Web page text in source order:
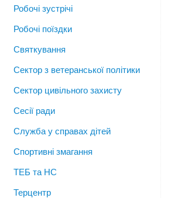
Робочі зустрічі
Робочі поїздки
Святкування
Сектор з ветеранської політики
Сектор цивільного захисту
Сесії ради
Служба у справах дітей
Спортивні змагання
ТЕБ та НС
Терцентр